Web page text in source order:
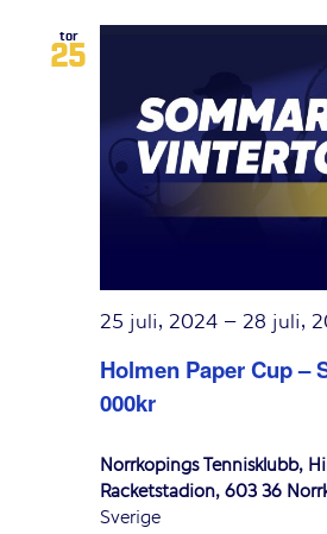
tor
25
Holmen Paper Cup –
000kr
25 juli, 2024 – 28 juli,
Norrköpings Tennisklubb,
Racketstadion, 603 36
Sverige